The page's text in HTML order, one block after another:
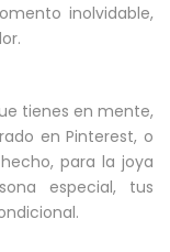
inolvidable,
tienes en mente,
en Pinterest, o
para la joya
especial, tus